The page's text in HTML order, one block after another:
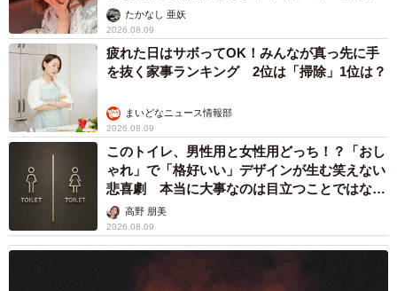
ャストに取材】
たかなし 亜妖
2026.08.09
疲れた日はサボってOK！みんなが真っ先に手
を抜く家事ランキング 2位は「掃除」1位は？
まいどなニュース情報部
2026.08.09
このトイレ、男性用と女性用どっち！？「おし
ゃれ」で「格好いい」デザインが生む笑えない
悲喜劇 本当に大事なのは目立つことではな
く…高野 朋美
2026.08.09